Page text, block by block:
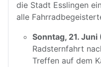
die Stadt Esslingen
alle
Sonntag, 21.
Radsternfahrt
Treffen auf dem